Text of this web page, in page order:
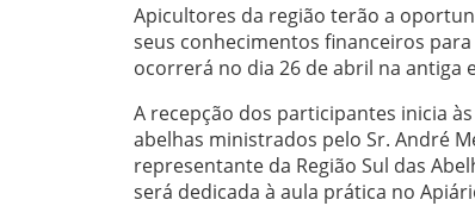
Apicultores da região terão a
seus conhecimentos financeiros
ocorrerá no dia 26 de abril na antiga
A recepção dos participantes inicia
abelhas ministrados pelo Sr. André
representante da Região Sul das
será dedicada à aula prática no